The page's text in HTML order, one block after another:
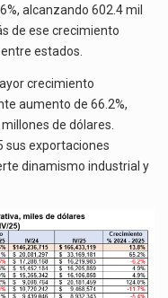
alcanzando 602.4 mil
de ese crecimiento
estados.
crecimiento
aumento de 66.2%,
de dólares.
sus exportaciones
dinamismo industrial y